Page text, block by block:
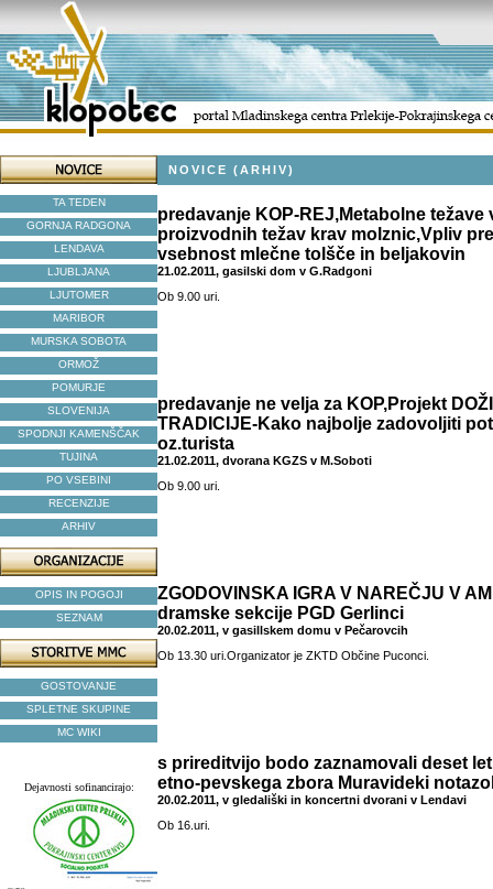
TA TEDEN
GORNJA RADGONA
LENDAVA
LJUBLJANA
LJUTOMER
MARIBOR
MURSKA SOBOTA
ORMOŽ
POMURJE
SLOVENIJA
SPODNJI KAMENŠČAK
TUJINA
PO VSEBINI
RECENZIJE
ARHIV
OPIS IN POGOJI
SEZNAM
GOSTOVANJE
SPLETNE SKUPINE
MC WIKI
Dejavnosti sofinancirajo:
NOVICE (ARHIV)
predavanje KOP-REJ,Metabolne težave
proizvodnih težav krav molznic,Vpliv
vsebnost mlečne tolšče in beljakovin
21.02.2011, gasilski dom v G.Radgoni
Ob 9.00 uri.
predavanje ne velja za KOP,Projekt
TRADICIJE-Kako najbolje zadovoljiti
oz.turista
21.02.2011, dvorana KGZS v M.Soboti
Ob 9.00 uri.
ZGODOVINSKA IGRA V NAREČJU V
dramske sekcije PGD Gerlinci
20.02.2011, v gasillskem domu v Pečarovcih
Ob 13.30 uri.Organizator je ZKTD Občine Puconci.
s prireditvijo bodo zaznamovali deset
etno-pevskega zbora Muravideki
20.02.2011, v gledališki in koncertni dvorani v Lendavi
Ob 16.uri.